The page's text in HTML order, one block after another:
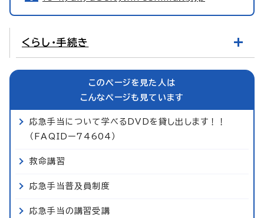
くらし・手続き
このページを見た人は
こんなページも見ています
応急手当について学べるDVDを貸し出します！！
（FAQIDー74604）
救命講習
応急手当普及員制度
応急手当の講習受講